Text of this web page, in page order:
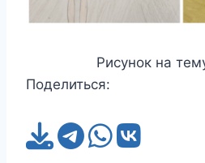
Рисунок на
Поделиться: